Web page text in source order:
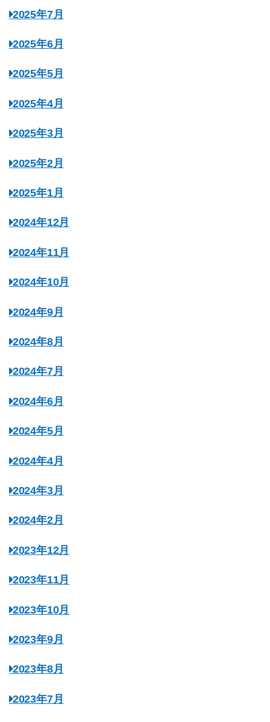
2025年7月
2025年6月
2025年5月
2025年4月
2025年3月
2025年2月
2025年1月
2024年12月
2024年11月
2024年10月
2024年9月
2024年8月
2024年7月
2024年6月
2024年5月
2024年4月
2024年3月
2024年2月
2023年12月
2023年11月
2023年10月
2023年9月
2023年8月
2023年7月